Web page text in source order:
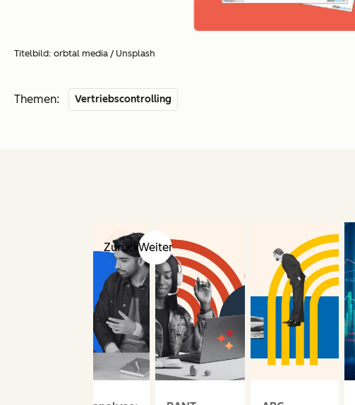
Titelbild: orbtal media / Unsplash
Themen: Vertriebscontrolling
ZurückWeiter